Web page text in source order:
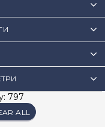
797
ALL